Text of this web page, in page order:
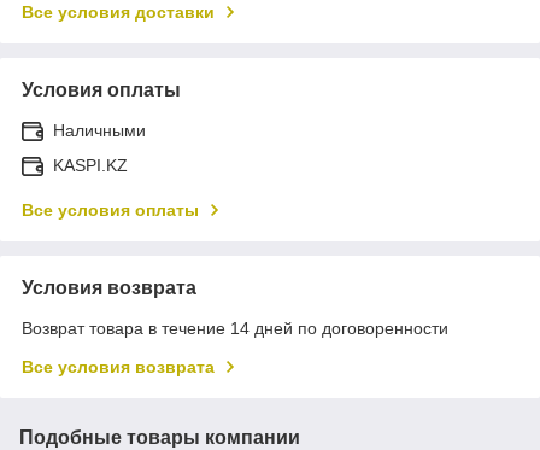
Все условия доставки
Условия оплаты
Наличными
KASPI.KZ
Все условия оплаты
Условия возврата
Возврат товара в течение 14 дней по договоренности
Все условия возврата
Подобные товары компании